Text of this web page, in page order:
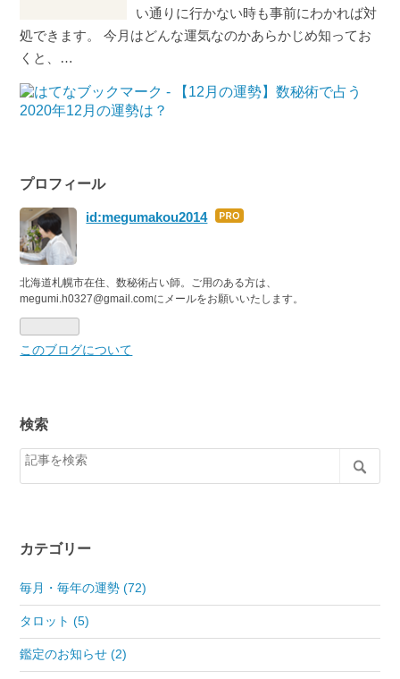
い通りに行かない時も事前にわかれば対
処できます。 今月はどんな運気なのかあらかじめ知ってお
くと、…
プロフィール
id:megumakou2014 はて
Pro
北海道札幌市在住、数秘術占い師。ご用のある方は、
megumi.h0327@gmail.comにメールをお願いいたします。
このブログについて
検索
カテゴリー
毎月・毎年の運勢 (72)
タロット (5)
鑑定のお知らせ (2)